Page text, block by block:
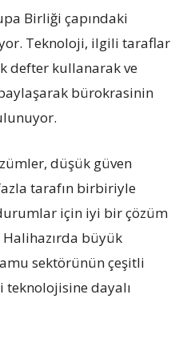
Birliği çapındaki
Teknoloji, ilgili taraflar
defter kullanarak ve
bürokrasinin
düşük güven
tarafın birbiriyle
için iyi bir çözüm
Halihazırda büyük
sektörünün çeşitli
dayalı